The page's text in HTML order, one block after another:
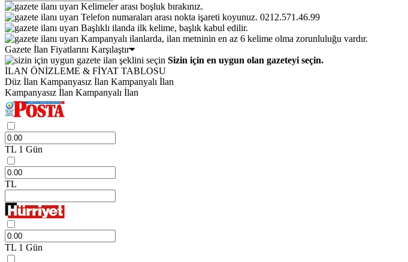
Kelimeler arası boşluk bırakınız.
Telefon numaraları arası nokta işareti koyunuz. 0212.571.46.99
Başlıklı ilanda ilk kelime, başlık kabul edilir.
Kampanyalı ilanlarda, ilan metninin en az 6 kelime olma zorunluluğu vardır.
Gazete İlan Fiyatlarını Karşılaştır
Sizin için en uygun olan gazeteyi seçin.
İLAN ÖNİZLEME & FİYAT TABLOSU
Düz İlan Kampanyasız İlan Kampanyalı İlan
Kampanyasız İlan Kampanyalı İlan
TL 1 Gün
TL
TL 1 Gün